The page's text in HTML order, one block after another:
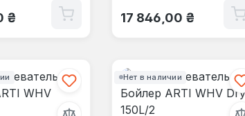
₴ Обычная цена:
17 846,00 ₴
Нет в наличии